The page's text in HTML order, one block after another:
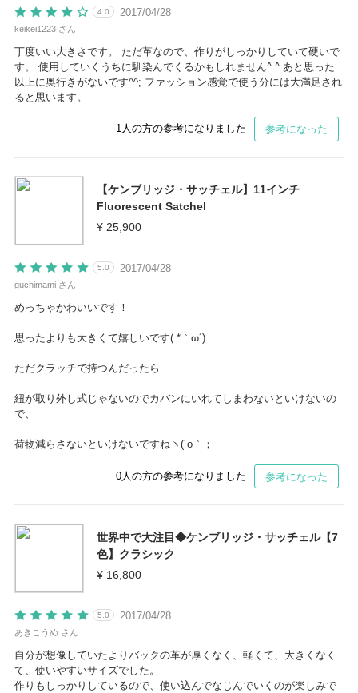
2017/04/28
4.0
keikei1223 さん
丁度いい大きさです。 ただ革なので、作りがしっかりしていて硬いで
す。 使用していくうちに馴染んでくるかもしれません^ ^ あと思った
以上に奥行きがないです^^; ファッション感覚で使う分には大満足され
ると思います。
1人の方の参考になりました 参考になった
【ケンブリッジ・サッチェル】11インチ
Fluorescent Satchel
¥ 25,900
2017/04/28
5.0
guchimami さん
めっちゃかわいいです！
思ったよりも大きくて嬉しいです( *｀ω´)
ただクラッチで持つんだったら
紐が取り外し式じゃないのでカバンにいれてしまわないといけないの
で、
荷物減らさないといけないですねヽ(´o｀；
0人の方の参考になりました 参考になった
世界中で大注目◆ケンブリッジ・サッチェル【7
色】クラシック
¥ 16,800
2017/04/28
5.0
あきこうめ さん
自分が想像していたよりバックの革が厚くなく、軽くて、大きくなく
て、使いやすいサイズでした。
作りもしっかりしているので、使い込んでなじんでいくのが楽しみで